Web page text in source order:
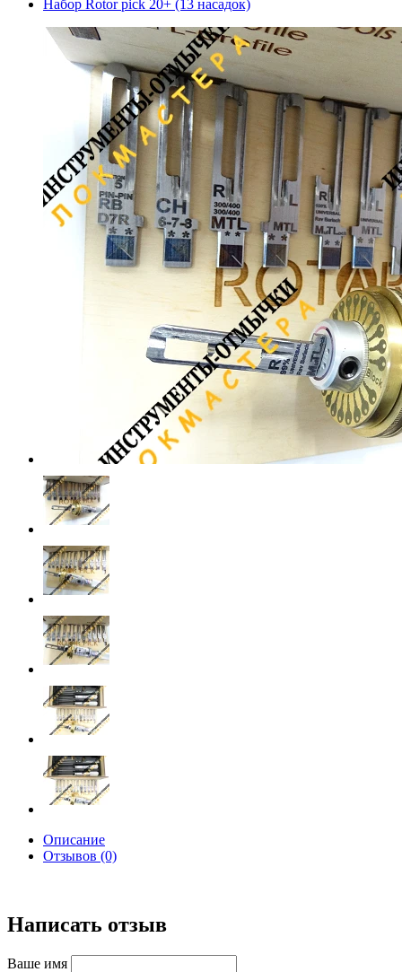
Набор Rotor pick 20+ (13 насадок)
Описание
Отзывов (0)
Написать отзыв
Ваше имя